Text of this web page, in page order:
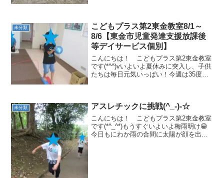
未分類
こどもプラス第2東金教室8/1～
8/6【東金市児童発達支援放課後
等デイサービス個別】
こんにちは！ こどもプラス第2東金教室
です(*^^)vいよいよ夏休みに突入し、子供
たちは毎日元気いっぱい！今週は35度を
平均...
未分類 アスレチックに挑戦(^_-)-☆
こんにちは！ こどもプラス第2東金教室
です(*^_^*)もうすぐいよいよ梅雨明け😁
今日もにわか雨の合間に太陽が顔を出し